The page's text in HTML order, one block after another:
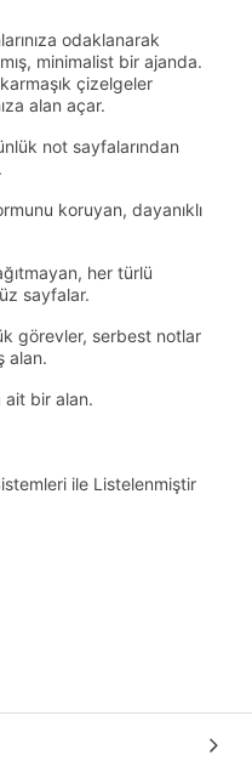
odaklanarak
minimalist bir ajanda.
çizelgeler
alan açar.
not sayfalarından
koruyan, dayanıklı
her türlü
sayfalar.
görevler, serbest notlar
alan.
bir alan.
ile Listelenmiştir